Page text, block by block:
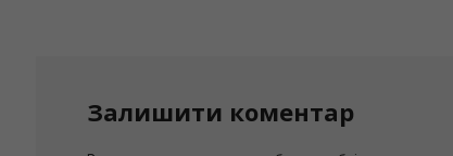
Залишити коментар